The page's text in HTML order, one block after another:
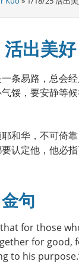
出美好
条易路，总会
馁，要安静等
耶和华，不可倚
认定他，他必
句
for those
for good,
to his